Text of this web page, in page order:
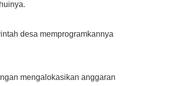
desa memprogramkannya
mengalokasikan anggaran